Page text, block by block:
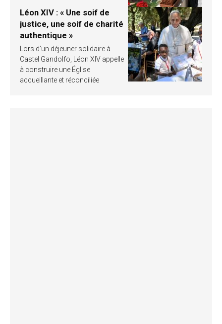
Léon XIV : « Une soif de
justice, une soif de charité
authentique »
Lors d’un déjeuner solidaire à
Castel Gandolfo, Léon XIV appelle
à construire une Église
accueillante et réconciliée